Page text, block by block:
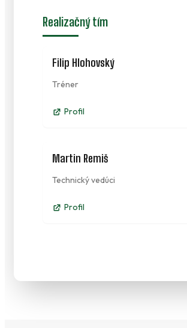
Realizačný tím
Filip Hlohovský
Tréner
Profil
Martin Remiš
Technický vedúci
Profil